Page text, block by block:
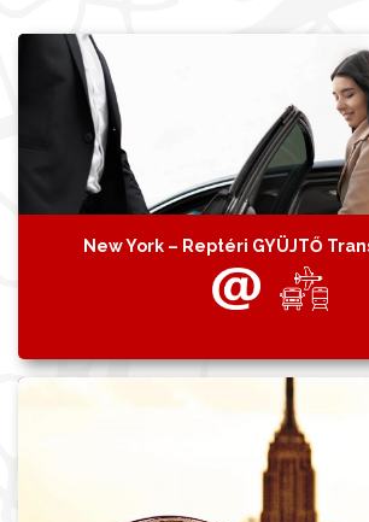
New York – Reptéri GYÜJTŐ